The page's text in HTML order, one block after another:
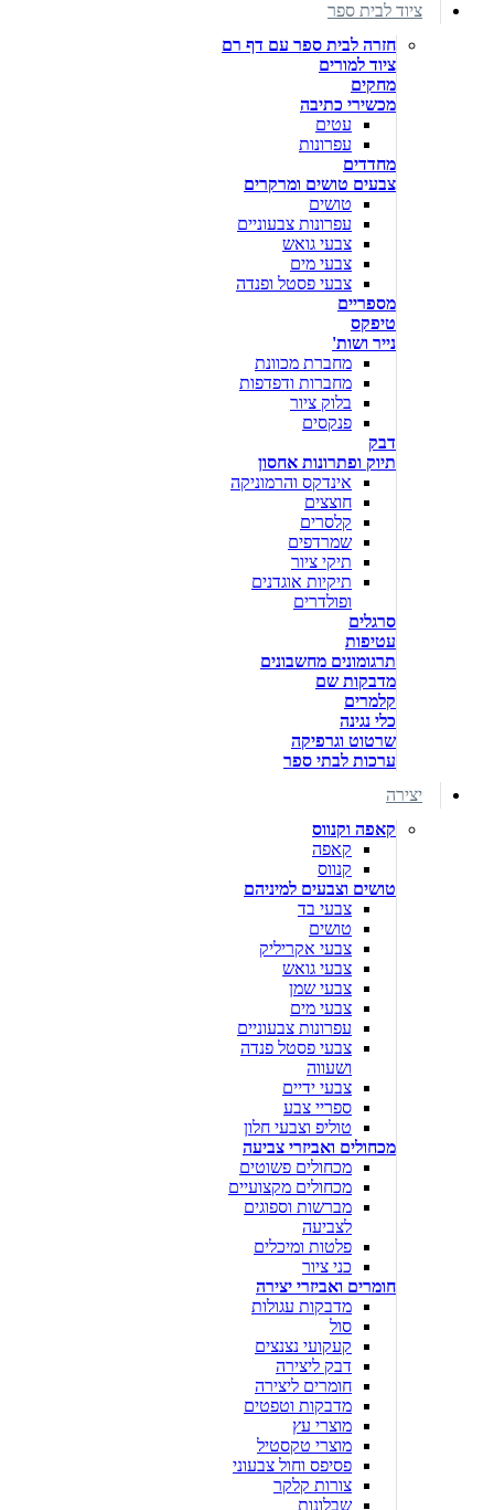
ציוד לבית ספר
חזרה לבית ספר עם דף רם
ציוד למורים
מחקים
מכשירי כתיבה
עטים
עפרונות
מחדדים
צבעים טושים ומרקרים
טושים
עפרונות צבעוניים
צבעי גואש
צבעי מים
צבעי פסטל ופנדה
מספריים
טיפקס
נייר ושות'
מחברת מכוונת
מחברות ודפדפות
בלוק ציור
פנקסים
דבק
תיוק ופתרונות אחסון
אינדקס והרמוניקה
חוצצים
קלסרים
שמרדפים
תיקי ציור
תיקיות אוגדנים
ופולדרים
סרגלים
עטיפות
תרגומונים מחשבונים
מדבקות שם
קלמרים
כלי נגינה
שרטוט וגרפיקה
ערכות לבתי ספר
יצירה
קאפה וקנווס
קאפה
קנווס
טושים וצבעים למיניהם
צבעי בד
טושים
צבעי אקריליק
צבעי גואש
צבעי שמן
צבעי מים
עפרונות צבעוניים
צבעי פסטל פנדה
ושעווה
צבעי ידיים
ספריי צבע
טוליפ וצבעי חלון
מכחולים ואביזרי צביעה
מכחולים פשוטים
מכחולים מקצועיים
מברשות וספוגים
לצביעה
פלטות ומיכלים
כני ציור
חומרים ואביזרי יצירה
מדבקות עגולות
סול
קעקועי נצנצים
דבק ליצירה
חומרים ליצירה
מדבקות וטפטים
מוצרי עץ
מוצרי טקסטיל
פסיפס וחול צבעוני
צורות קלקר
שבלונות